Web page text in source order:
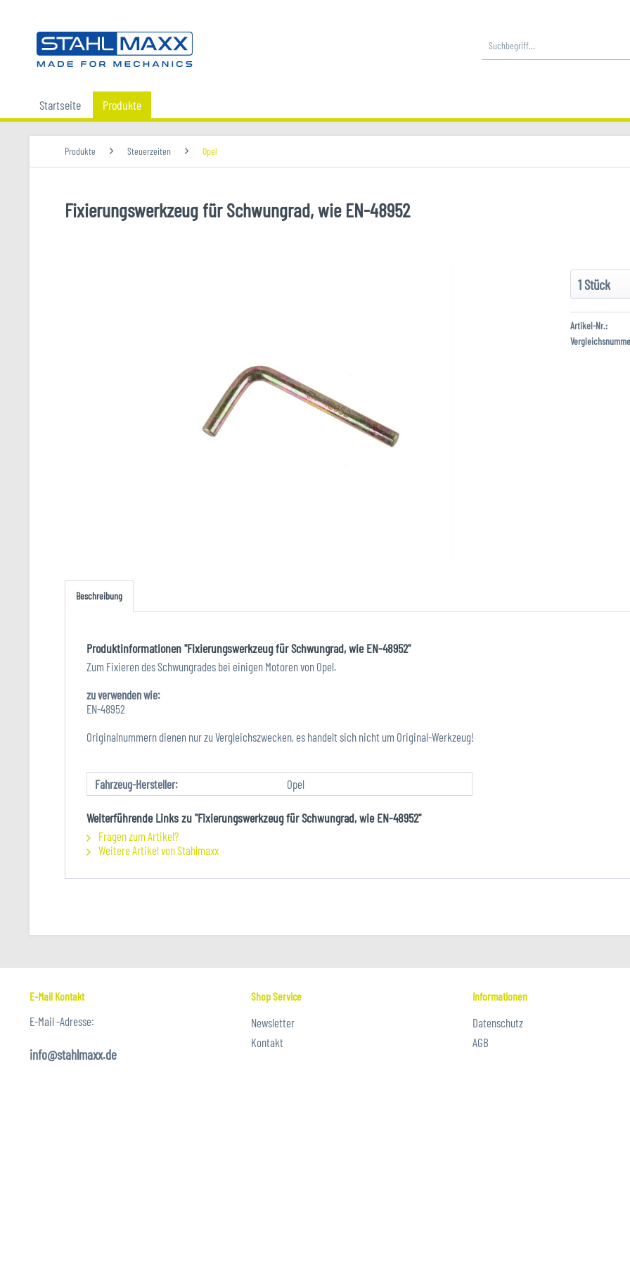
Startseite Produkte
Produkte Steuerzeiten Opel
Fixierungswerkzeug für Schwungrad, wie EN-48952
Artikel-Nr.:
Beschreibung
Produktinformationen "Fixierungswerkzeug für Schwungrad, wie EN-48952"
Zum Fixieren des Schwungrades bei einigen Motoren von Opel.
zu verwenden wie:
EN-48952
Originalnummern dienen nur zu Vergleichszwecken, es handelt sich nicht um Original-Werkzeug!
Fahrzeug-Hersteller: Opel
Weiterführende Links zu "Fixierungswerkzeug für Schwungrad, wie EN-48952"
Fragen zum Artikel?
Weitere Artikel von Stahlmaxx
E-Mail Kontakt
E-Mail -Adresse:
info@stahlmaxx.de
Shop Service
Newsletter
Kontakt
Informationen
Datenschutz
AGB